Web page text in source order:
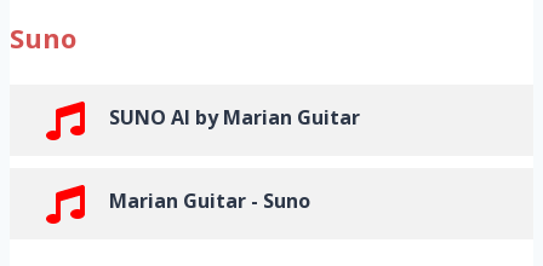
Suno
SUNO AI by Marian Guitar
Marian Guitar - Suno